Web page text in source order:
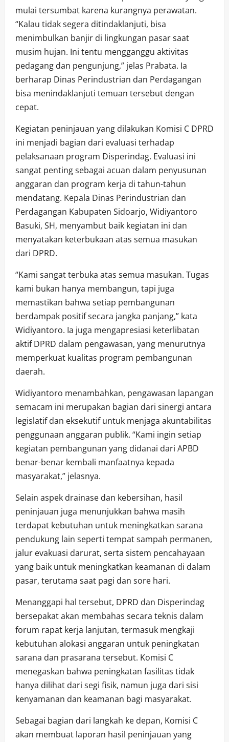
mulai tersumbat karena kurangnya perawatan.
“Kalau tidak segera ditindaklanjuti, bisa
menimbulkan banjir di lingkungan pasar saat
musim hujan. Ini tentu mengganggu aktivitas
pedagang dan pengunjung,” jelas Prabata. Ia
berharap Dinas Perindustrian dan Perdagangan
bisa menindaklanjuti temuan tersebut dengan
cepat.
Kegiatan peninjauan yang dilakukan Komisi C DPRD
ini menjadi bagian dari evaluasi terhadap
pelaksanaan program Disperindag. Evaluasi ini
sangat penting sebagai acuan dalam penyusunan
anggaran dan program kerja di tahun-tahun
mendatang. Kepala Dinas Perindustrian dan
Perdagangan Kabupaten Sidoarjo, Widiyantoro
Basuki, SH, menyambut baik kegiatan ini dan
menyatakan keterbukaan atas semua masukan
dari DPRD.
“Kami sangat terbuka atas semua masukan. Tugas
kami bukan hanya membangun, tapi juga
memastikan bahwa setiap pembangunan
berdampak positif secara jangka panjang,” kata
Widiyantoro. Ia juga mengapresiasi keterlibatan
aktif DPRD dalam pengawasan, yang menurutnya
memperkuat kualitas program pembangunan
daerah.
Widiyantoro menambahkan, pengawasan lapangan
semacam ini merupakan bagian dari sinergi antara
legislatif dan eksekutif untuk menjaga akuntabilitas
penggunaan anggaran publik. “Kami ingin setiap
kegiatan pembangunan yang didanai dari APBD
benar-benar kembali manfaatnya kepada
masyarakat,” jelasnya.
Selain aspek drainase dan kebersihan, hasil
peninjauan juga menunjukkan bahwa masih
terdapat kebutuhan untuk meningkatkan sarana
pendukung lain seperti tempat sampah permanen,
jalur evakuasi darurat, serta sistem pencahayaan
yang baik untuk meningkatkan keamanan di dalam
pasar, terutama saat pagi dan sore hari.
Menanggapi hal tersebut, DPRD dan Disperindag
bersepakat akan membahas secara teknis dalam
forum rapat kerja lanjutan, termasuk mengkaji
kebutuhan alokasi anggaran untuk peningkatan
sarana dan prasarana tersebut. Komisi C
menegaskan bahwa peningkatan fasilitas tidak
hanya dilihat dari segi fisik, namun juga dari sisi
kenyamanan dan keamanan bagi masyarakat.
Sebagai bagian dari langkah ke depan, Komisi C
akan membuat laporan hasil peninjauan yang